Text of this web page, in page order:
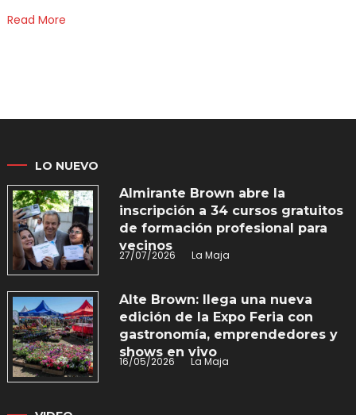
Read More
LO NUEVO
Almirante Brown abre la
inscripción a 34 cursos gratuitos
de formación profesional para
vecinos
27/07/2026 La Maja
Alte Brown: llega una nueva
edición de la Expo Feria con
gastronomía, emprendedores y
shows en vivo
16/05/2026 La Maja